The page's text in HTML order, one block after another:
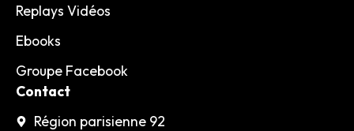
Replays Vidéos
Ebooks
Groupe Facebook
Contact
Région parisienne 92